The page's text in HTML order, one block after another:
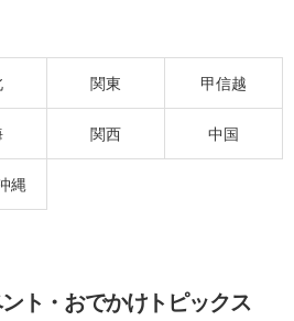
関東 甲信越
関西 中国
縄
ト・おでかけトピックス